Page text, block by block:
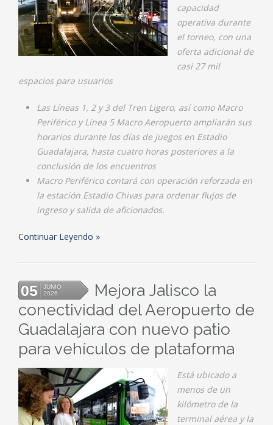
capacidad
operativa durante
el torneo, con una
oferta adicional de
casi 27 mil
espacios para usuarios
Las Líneas 1, 2 y 3 del Tren Ligero, así como Macro
Periférico y Línea 5 Macro Aeropuerto ampliarán sus
horarios durante los días de juegos en Estadio
Guadalajara, hasta cuatro horas posteriores a la
conclusión de los encuentros
Macro Periférico contará con operación reforzada en
la estación Estadio Chivas para ordenar flujos de
ingreso y salida de aficionados.
Continuar Leyendo
05
JUNIO
2026
Mejora Jalisco la
conectividad del Aeropuerto de
Guadalajara con nuevo patio
para vehículos de plataforma
Está ubicado a
menos de un
kilómetro de la
terminal aérea y la